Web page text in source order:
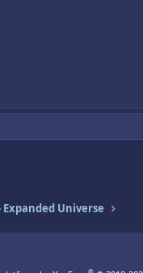
Expanded Universe